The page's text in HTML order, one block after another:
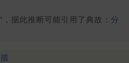
据此推断可能引用了典故： 分